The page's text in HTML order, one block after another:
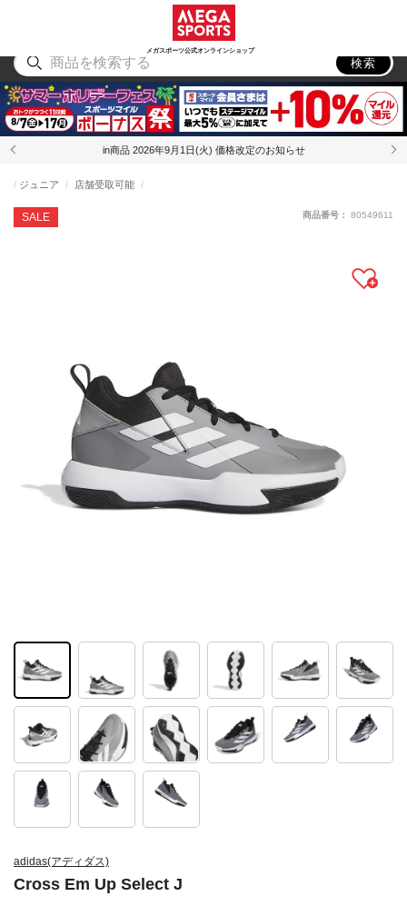
メガスポーツ公式オンラインショップ
アウトドア
検索
in商品 2026年9月1日(火) 価格改定のお知らせ
adidas(アディダス)
Cross Em Up Select J
SALE
ジュニア 店舗受取可能
商品番号： 80549611